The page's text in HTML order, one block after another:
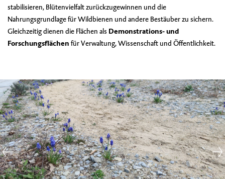
stabilisieren, Blütenvielfalt zurückzugewinnen und die
Nahrungsgrundlage für Wildbienen und andere Bestäuber zu sichern.
Gleichzeitig dienen die Flächen als Demonstrations- und
Forschungsflächen für Verwaltung, Wissenschaft und Öffentlichkeit.